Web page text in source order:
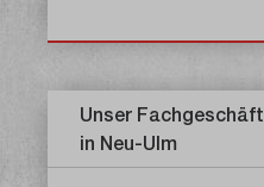
Unser Fachgeschäft
in Neu-Ulm